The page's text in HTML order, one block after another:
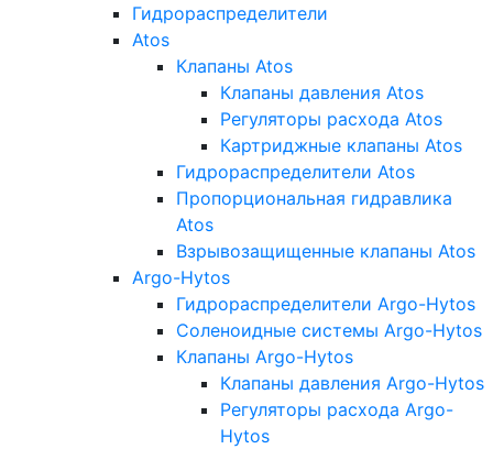
Гидрораспределители
Atos
Клапаны Atos
Клапаны давления Atos
Регуляторы расхода Atos
Картриджные клапаны Atos
Гидрораспределители Atos
Пропорциональная гидравлика
Atos
Взрывозащищенные клапаны Atos
Argo-Hytos
Гидрораспределители Argo-Hytos
Соленоидные системы Argo-Hytos
Клапаны Argo-Hytos
Клапаны давления Argo-Hytos
Регуляторы расхода Argo-
Hytos